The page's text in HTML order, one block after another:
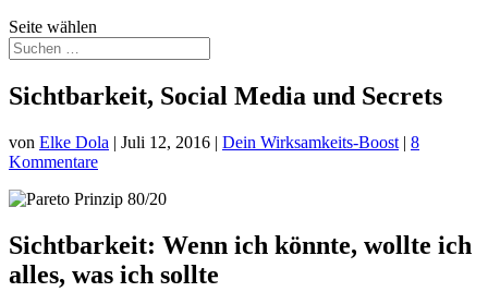
Seite wählen
Sichtbarkeit, Social Media und Secrets
von Elke Dola | Juli 12, 2016 | Dein Wirksamkeits-Boost | 8
Kommentare
Sichtbarkeit: Wenn ich könnte, wollte ich
alles, was ich sollte